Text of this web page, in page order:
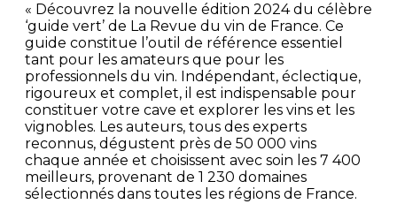
« Découvrez la nouvelle édition 2024 du célèbre
‘guide vert’ de La Revue du vin de France. Ce
guide constitue l’outil de référence essentiel
tant pour les amateurs que pour les
professionnels du vin. Indépendant, éclectique,
rigoureux et complet, il est indispensable pour
constituer votre cave et explorer les vins et les
vignobles. Les auteurs, tous des experts
reconnus, dégustent près de 50 000 vins
chaque année et choisissent avec soin les 7 400
meilleurs, provenant de 1 230 domaines
sélectionnés dans toutes les régions de France.